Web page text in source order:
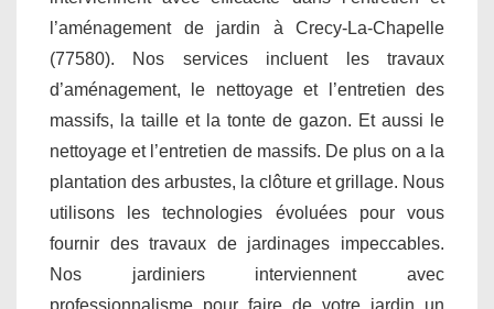
l’aménagement de jardin à Crecy-La-Chapelle
(77580). Nos services incluent les travaux
d’aménagement, le nettoyage et l’entretien des
massifs, la taille et la tonte de gazon. Et aussi le
nettoyage et l’entretien de massifs. De plus on a la
plantation des arbustes, la clôture et grillage. Nous
utilisons les technologies évoluées pour vous
fournir des travaux de jardinages impeccables.
Nos jardiniers interviennent avec
professionnalisme pour faire de votre jardin un